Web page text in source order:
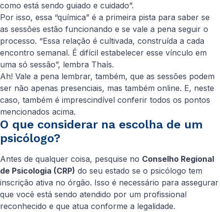
como está sendo guiado e cuidado”.
Por isso, essa “química” é a primeira pista para saber se
as sessões estão funcionando e se vale a pena seguir o
processo. “Essa relação é cultivada, construída a cada
encontro semanal. É difícil estabelecer esse vínculo em
uma só sessão”, lembra Thaís.
Ah! Vale a pena lembrar, também, que as sessões podem
ser não apenas presenciais, mas também online. E, neste
caso, também é imprescindível conferir todos os pontos
mencionados acima.
O que considerar na escolha de um
psicólogo?
Antes de qualquer coisa, pesquise no Conselho Regional
de Psicologia (CRP) do seu estado se o psicólogo tem
inscrição ativa no órgão. Isso é necessário para assegurar
que você está sendo atendido por um profissional
reconhecido e que atua conforme a legalidade.